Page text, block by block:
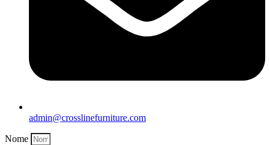
admin@crosslinefurniture.com
Nome